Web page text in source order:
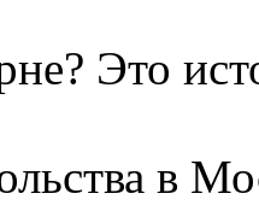
Это
в